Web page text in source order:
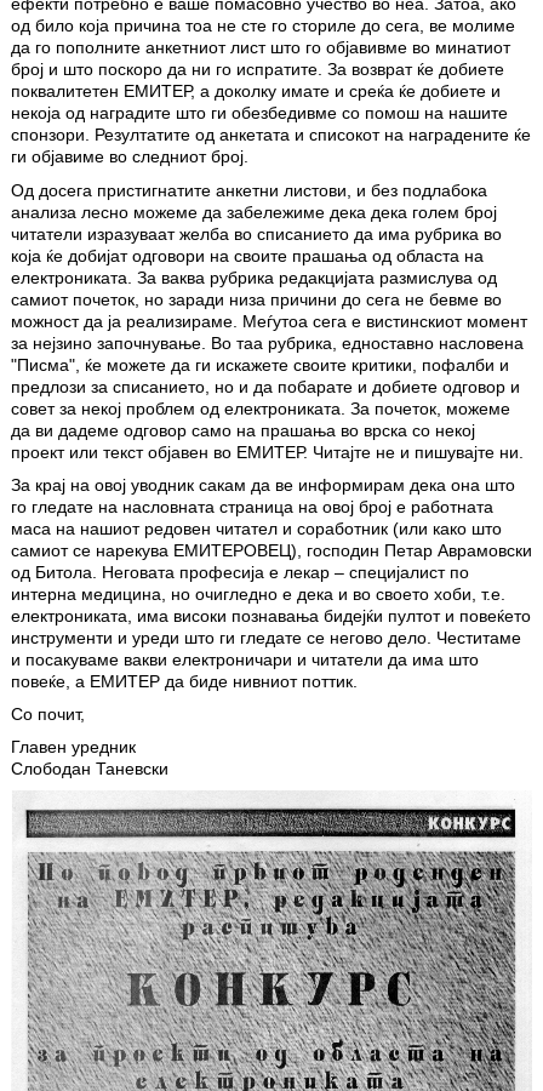
ефекти потребно е ваше помасовно учество во неа. Затоа, ако
од било која причина тоа не сте го сториле до сега, ве молиме
да го пополните анкетниот лист што го објавивме во минатиот
број и што поскоро да ни го испратите. За возврат ќе добиете
поквалитетен ЕМИТЕР, а доколку имате и среќа ќе добиете и
некоја од наградите што ги обезбедивме со помош на нашите
спонзори. Резултатите од анкетата и списокот на наградените ќе
ги објавиме во следниот број.
Од досега пристигнатите анкетни листови, и без подлабока
анализа лесно можеме да забележиме дека дека голем број
читатели изразуваат желба во списанието да има рубрика во
која ќе добијат одговори на своите прашања од областа на
електрониката. За ваква рубрика редакцијата размислува од
самиот почеток, но заради низа причини до сега не бевме во
можност да ја реализираме. Меѓутоа сега е вистинскиот момент
за нејзино започнување. Во таа рубрика, едноставно насловена
"Писма", ќе можете да ги искажете своите критики, пофалби и
предлози за списанието, но и да побарате и добиете одговор и
совет за некој проблем од електрониката. За почеток, можеме
да ви дадеме одговор само на прашања во врска со некој
проект или текст објавен во ЕМИТЕР. Читајте не и пишувајте ни.
За крај на овој уводник сакам да ве информирам дека она што
го гледате на насловната страница на овој број е работната
маса на нашиот редовен читател и соработник (или како што
самиот се нарекува ЕМИТЕРОВЕЦ), господин Петар Аврамовски
од Битола. Неговата професија е лекар – специјалист по
интерна медицина, но очигледно е дека и во своето хоби, т.е.
електрониката, има високи познавања бидејќи пултот и повеќето
инструменти и уреди што ги гледате се негово дело. Честитаме
и посакуваме вакви електроничари и читатели да има што
повеќе, а ЕМИТЕР да биде нивниот поттик.
Со почит,
Главен уредник
Слободан Таневски